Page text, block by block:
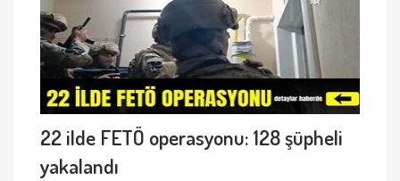
22 ilde FETÖ operasyonu: 128 şüpheli
yakalandı